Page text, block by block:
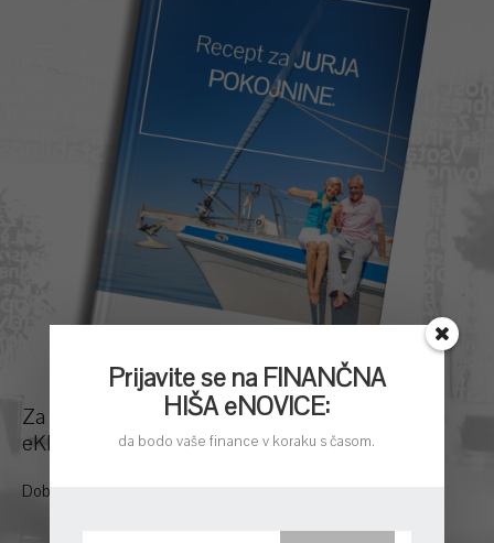
Za odličen nasvet brez kalorij si prenesite našo
eKNJIGO o super pokojnini!
Dobili boste odgovore:
Kako se pripraviti na prihodnost
Prijavite se na FINANČNA
HIŠA eNOVICE:
da bodo vaše finance v koraku s časom.